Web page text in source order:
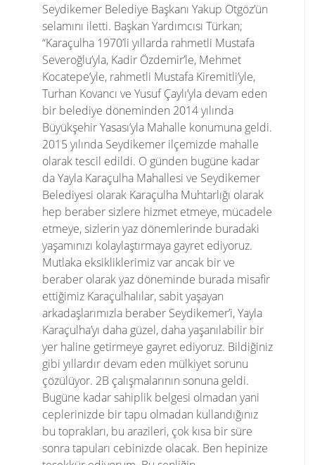
Seydikemer Belediye Başkanı Yakup Otgöz’ün
selamını iletti. Başkan Yardımcısı Türkan;
“Karaçulha 1970’li yıllarda rahmetli Mustafa
Severoğlu’yla, Kadir Özdemir’le, Mehmet
Kocatepe’yle, rahmetli Mustafa Kiremitli’yle,
Turhan Kovancı ve Yusuf Çaylı’yla devam eden
bir belediye döneminden 2014 yılında
Büyükşehir Yasası’yla Mahalle konumuna geldi.
2015 yılında Seydikemer ilçemizde mahalle
olarak tescil edildi. O günden bugüne kadar
da Yayla Karaçulha Mahallesi ve Seydikemer
Belediyesi olarak Karaçulha Muhtarlığı olarak
hep beraber sizlere hizmet etmeye, mücadele
etmeye, sizlerin yaz dönemlerinde buradaki
yaşamınızı kolaylaştırmaya gayret ediyoruz.
Mutlaka eksikliklerimiz var ancak bir ve
beraber olarak yaz döneminde burada misafir
ettiğimiz Karaçulhalılar, sabit yaşayan
arkadaşlarımızla beraber Seydikemer’i, Yayla
Karaçulha’yı daha güzel, daha yaşanılabilir bir
yer haline getirmeye gayret ediyoruz. Bildiğiniz
gibi yıllardır devam eden mülkiyet sorunu
çözülüyor. 2B çalışmalarının sonuna geldi.
Bugüne kadar sahiplik belgesi olmadan yani
ceplerinizde bir tapu olmadan kullandığınız
bu toprakları, bu arazileri, çok kısa bir süre
sonra tapuları cebinizde olacak. Ben hepinize